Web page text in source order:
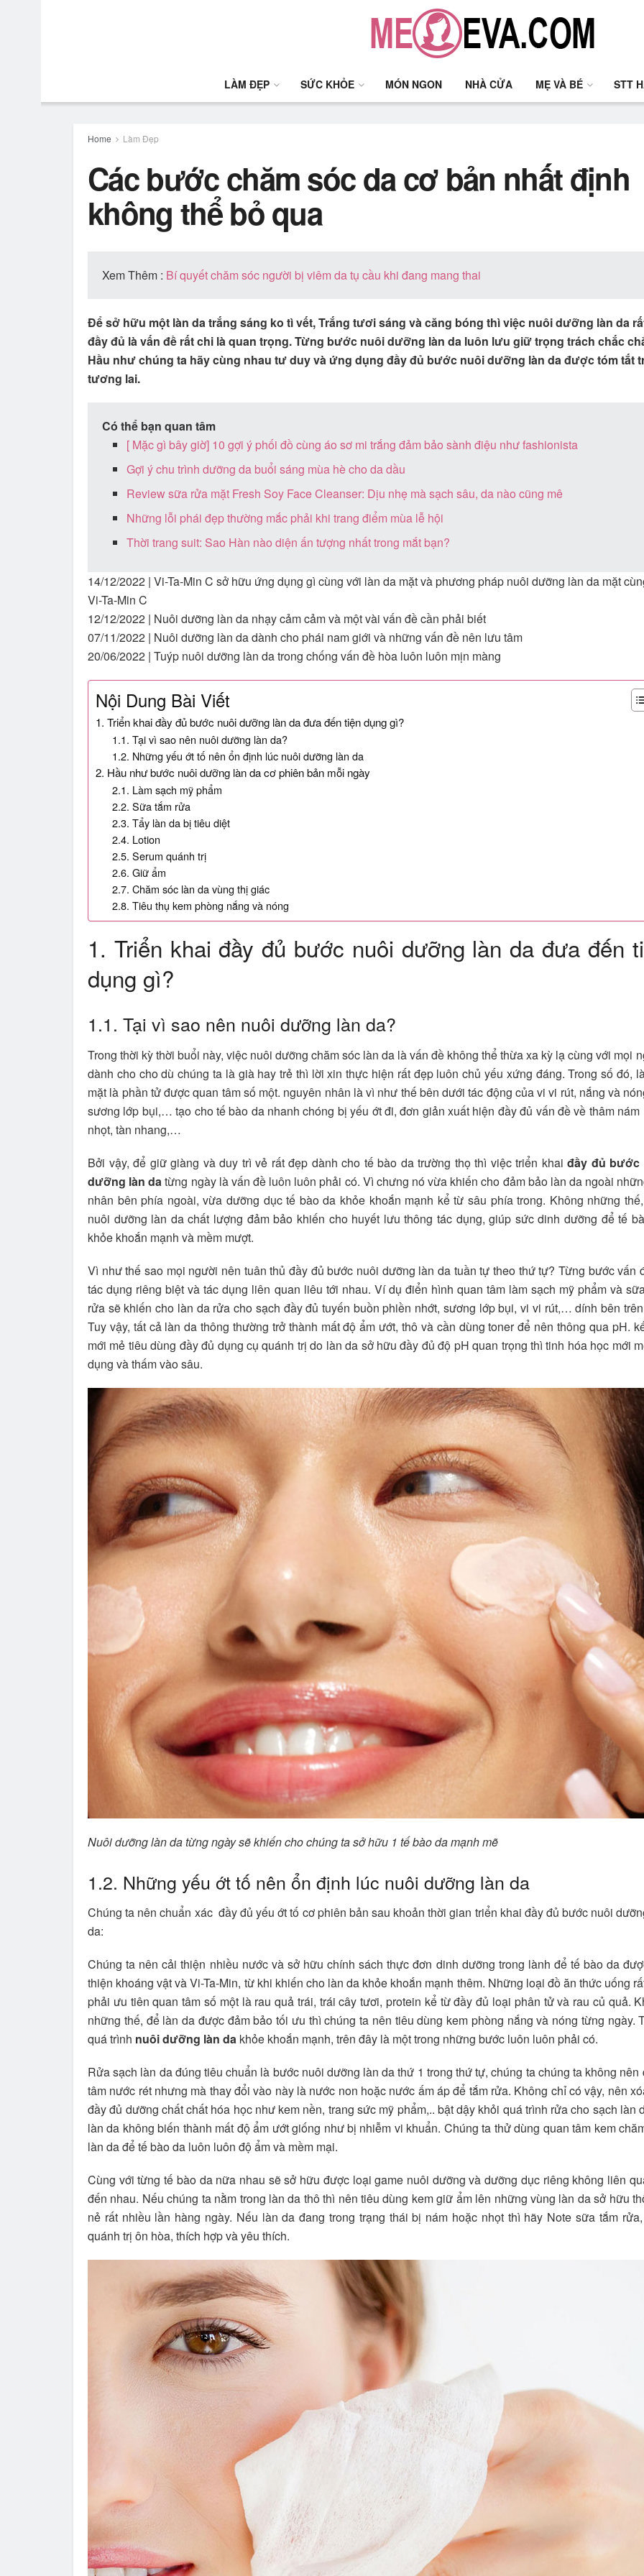
LÀM ĐẸP SỨC KHỎE MÓN NGON NHÀ CỬA MẸ VÀ BÉ STT
Home Làm Đẹp
Các bước chăm sóc da cơ bản nhất định
không thể bỏ qua
Xem Thêm : Bí quyết chăm sóc người bị viêm da tụ cầu khi đang mang thai
Để sở hữu một làn da trắng sáng ko tì vết, Trắng tươi sáng và căng bóng thì việc nuôi dưỡng làn da
đầy đủ là vấn đề rất chi là quan trọng. Từng bước nuôi dưỡng làn da luôn lưu giữ trọng trách chắc
Hầu như chúng ta hãy cùng nhau tư duy và ứng dụng đầy đủ bước nuôi dưỡng làn da được tóm tắt
tương lai.
Có thể bạn quan tâm
[ Mặc gì bây giờ] 10 gợi ý phối đồ cùng áo sơ mi trắng đảm bảo sành điệu như fashionista
Gợi ý chu trình dưỡng da buổi sáng mùa hè cho da dầu
Review sữa rửa mặt Fresh Soy Face Cleanser: Dịu nhẹ mà sạch sâu, da nào cũng mê
Những lỗi phái đẹp thường mắc phải khi trang điểm mùa lễ hội
Thời trang suit: Sao Hàn nào diện ấn tượng nhất trong mắt bạn?
14/12/2022 | Vi-Ta-Min C sở hữu ứng dụng gì cùng với làn da mặt và phương pháp nuôi dưỡng làn da mặt
Vi-Ta-Min C
12/12/2022 | Nuôi dưỡng làn da nhạy cảm cảm và một vài vấn đề cần phải biết
07/11/2022 | Nuôi dưỡng làn da dành cho phái nam giới và những vấn đề nên lưu tâm
20/06/2022 | Tuýp nuôi dưỡng làn da trong chống vấn đề hòa luôn luôn mịn màng
Nội Dung Bài Viết
1. Triển khai đầy đủ bước nuôi dưỡng làn da đưa đến tiện dụng gì?
1.1. Tại vì sao nên nuôi dưỡng làn da?
1.2. Những yếu ớt tố nên ổn định lúc nuôi dưỡng làn da
2. Hầu như bước nuôi dưỡng làn da cơ phiên bản mỗi ngày
2.1. Làm sạch mỹ phẩm
2.2. Sữa tắm rửa
2.3. Tẩy làn da bị tiêu diệt
2.4. Lotion
2.5. Serum quánh trị
2.6. Giữ ẩm
2.7. Chăm sóc làn da vùng thị giác
2.8. Tiêu thụ kem phòng nắng và nóng
1. Triển khai đầy đủ bước nuôi dưỡng làn da đưa đến
dụng gì?
1.1. Tại vì sao nên nuôi dưỡng làn da?
Trong thời kỳ thời buổi này, việc nuôi dưỡng chăm sóc làn da là vấn đề không thể thừa xa kỳ lạ cùng với mọi
dành cho cho dù chúng ta là già hay trẻ thì lời xin thực hiện rất đẹp luôn chủ yếu xứng đáng. Trong số đó,
mặt là phần tử được quan tâm số một. nguyên nhân là vì như thế bên dưới tác động của vi vi rút, nắng và
sương lớp bụi,… tạo cho tế bào da nhanh chóng bị yếu ớt đi, đơn giản xuất hiện đầy đủ vấn đề về thâm nám
nhọt, tàn nhang,…
Bởi vậy, để giữ giàng và duy trì vẻ rất đẹp dành cho tế bào da trường thọ thì việc triển khai đầy đủ bước
dưỡng làn da từng ngày là vấn đề luôn luôn phải có. Vì chưng nó vừa khiến cho đảm bảo làn da ngoài
nhân bên phía ngoài, vừa dưỡng dục tế bào da khỏe khoắn mạnh kể từ sâu phía trong. Không những
nuôi dưỡng làn da chất lượng đảm bảo khiến cho huyết lưu thông tác dụng, giúp sức dinh dưỡng để tế
khỏe khoắn mạnh và mềm mượt.
Vì như thế sao mọi người nên tuân thủ đầy đủ bước nuôi dưỡng làn da tuần tự theo thứ tự? Từng bước vấn
tác dụng riêng biệt và tác dụng liên quan liêu tới nhau. Ví dụ điển hình quan tâm làm sạch mỹ phẩm và
rửa sẽ khiến cho làn da rửa cho sạch đầy đủ tuyến buồn phiền nhớt, sương lớp bụi, vi vi rút,… dính bên
Tuy vậy, tất cả làn da thông thường trở thành mất độ ẩm ướt, thô và cần dùng toner để nên thông qua pH.
mới mẻ tiêu dùng đầy đủ dụng cụ quánh trị do làn da sở hữu đầy đủ độ pH quan trọng thì tinh hóa học mới
dụng và thấm vào sâu.
Nuôi dưỡng làn da từng ngày sẽ khiến cho chúng ta sở hữu 1 tế bào da mạnh mẽ
1.2. Những yếu ớt tố nên ổn định lúc nuôi dưỡng làn da
Chúng ta nên chuẩn xác đầy đủ yếu ớt tố cơ phiên bản sau khoản thời gian triển khai đầy đủ bước nuôi
da:
Chúng ta nên cải thiện nhiều nước và sở hữu chính sách thực đơn dinh dưỡng trong lành để tế bào da
thiện khoáng vật và Vi-Ta-Min, từ khi khiến cho làn da khỏe khoắn mạnh thêm. Những loại đồ ăn thức uống
phải ưu tiên quan tâm số một là rau quả trái, trái cây tươi, protein kể từ đầy đủ loại phân tử và rau củ quả.
những thế, để làn da được đảm bảo tối ưu thì chúng ta nên tiêu dùng kem phòng nắng và nóng từng ngày.
quá trình nuôi dưỡng làn da khỏe khoắn mạnh, trên đây là một trong những bước luôn luôn phải có.
Rửa sạch làn da đúng tiêu chuẩn là bước nuôi dưỡng làn da thứ 1 trong thứ tự, chúng ta chúng ta không nên
tâm nước rét nhưng mà thay đổi vào này là nước non hoặc nước ấm áp để tắm rửa. Không chỉ có vậy, nên
đầy đủ dưỡng chất chất hóa học như kem nền, trang sức mỹ phẩm,.. bật dậy khỏi quá trình rửa cho sạch làn
làn da không biến thành mất độ ẩm ướt giống như bị nhiễm vi khuẩn. Chúng ta thử dùng quan tâm kem
làn da để tế bào da luôn luôn độ ẩm và mềm mại.
Cùng với từng tế bào da nữa nhau sẽ sở hữu được loại game nuôi dưỡng và dưỡng dục riêng không liên
đến nhau. Nếu chúng ta nằm trong làn da thô thì nên tiêu dùng kem giữ ẩm lên những vùng làn da sở hữu
nẻ rất nhiều lần hàng ngày. Nếu làn da đang trong trạng thái bị nám hoặc nhọt thì hãy Note sữa tắm
quánh trị ôn hòa, thích hợp và yêu thích.